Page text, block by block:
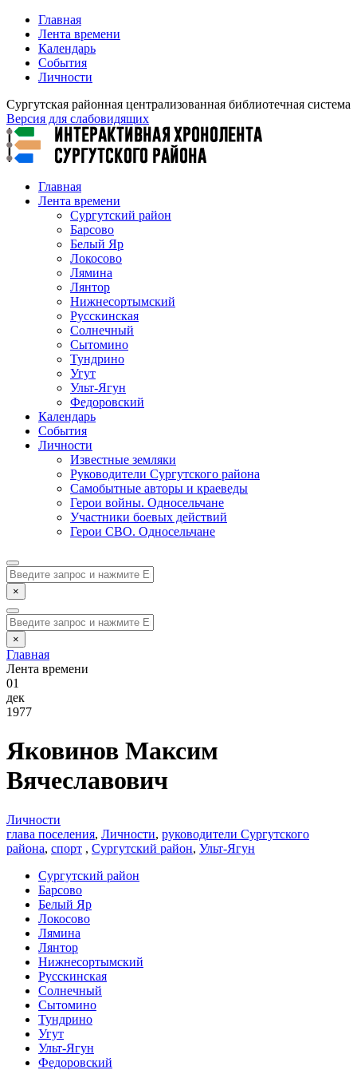
Главная
Лента времени
Календарь
События
Личности
Сургутская районная централизованная библиотечная система
Версия для слабовидящих
Главная
Лента времени
Сургутский район
Барсово
Белый Яр
Локосово
Лямина
Лянтор
Нижнесортымский
Русскинская
Солнечный
Сытомино
Тундрино
Угут
Ульт-Ягун
Федоровский
Календарь
События
Личности
Известные земляки
Руководители Сургутского района
Самобытные авторы и краеведы
Герои войны. Односельчане
Участники боевых действий
Герои СВО. Односельчане
×
×
Главная
Лента времени
01
дек
1977
Яковинов Максим
Вячеславович
Личности
глава поселения, Личности, руководители Сургутского
района, спорт , Сургутский район, Ульт-Ягун
Сургутский район
Барсово
Белый Яр
Локосово
Лямина
Лянтор
Нижнесортымский
Русскинская
Солнечный
Сытомино
Тундрино
Угут
Ульт-Ягун
Федоровский